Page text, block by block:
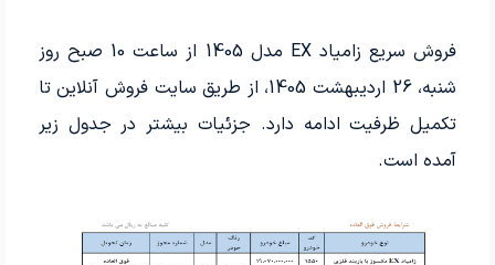
فروش سریع زامیاد EX مدل 1405 از ساعت 10 صبح روز
شنبه، 26 اردیبهشت 1405، از طریق سایت فروش آنلاین تا
تکمیل ظرفیت ادامه دارد. جزئیات بیشتر در جدول زیر
آمده است.